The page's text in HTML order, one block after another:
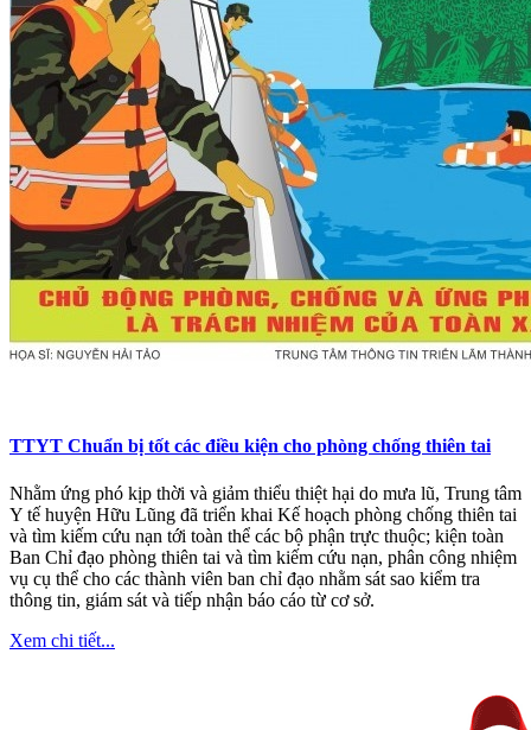
TTYT Chuẩn bị tốt các điều kiện cho phòng chống thiên tai
​Nhằm ứng phó kịp thời và giảm thiểu thiệt hại do mưa lũ, Trung tâm
Y tế huyện Hữu Lũng đã triển khai Kế hoạch phòng chống thiên tai
và tìm kiếm cứu nạn tới toàn thể các bộ phận trực thuộc; kiện toàn
Ban Chỉ đạo phòng thiên tai và tìm kiếm cứu nạn, phân công nhiệm
vụ cụ thể cho các thành viên ban chỉ đạo nhằm sát sao kiểm tra
thông tin, giám sát và tiếp nhận báo cáo từ cơ sở.
Xem chi tiết...